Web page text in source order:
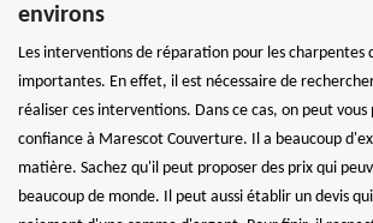
environs
Les interventions de réparation pour les charpentes
importantes. En effet, il est nécessaire de
réaliser ces interventions. Dans ce cas, on peut
confiance à Marescot Couverture. Il a beaucoup
matière. Sachez qu'il peut proposer des prix qui
beaucoup de monde. Il peut aussi établir un devis